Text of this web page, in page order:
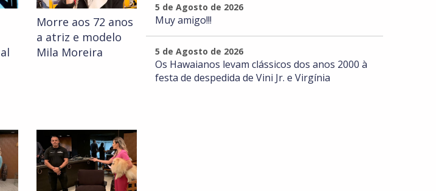
Morre aos 72 anos
a atriz e modelo
Mila Moreira
5 de Agosto de 2026
Muy amigo!!!
5 de Agosto de 2026
Os Hawaianos levam clássicos dos anos 2000 à
festa de despedida de Vini Jr. e Virgínia